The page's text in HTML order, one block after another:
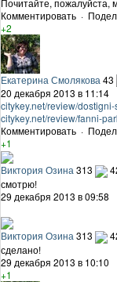
Комментировать ·
+2
Екатерина Смолякова 43
20 декабря 2013 в 11:14
citykey.net/review/
citykey.net/review/fanni-
Комментировать ·
+1
Виктория Озина 313
смотрю!
29 декабря 2013 в 09:58
Виктория Озина 313
сделано!
29 декабря 2013 в 10:10
+1